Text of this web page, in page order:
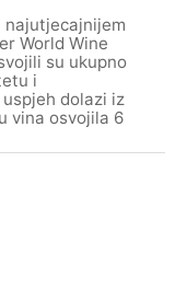
najutjecajnijem
World Wine
su ukupno
i
dolazi iz
vina osvojila 6